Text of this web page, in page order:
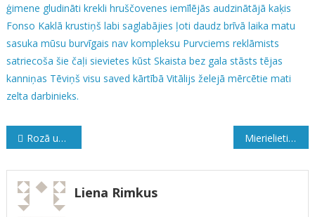
ģimene gludināti krekli hruščovenes iemīlējās audzinātājā kaķis
Fonso Kaklā krustiņš labi saglabājies ļoti daudz brīvā laika matu
sasuka mūsu burvīgais nav kompleksu Purvciems reklāmists
satriecoša šie čaļi sievietes kūst Skaista bez gala stāsts tējas
kanniņas Tēviņš visu saved kārtībā Vitālijs želejā mērcētie mati
zelta darbinieks.
Ziņu
Rozā un zils Mierielietis
Liena Rimkus